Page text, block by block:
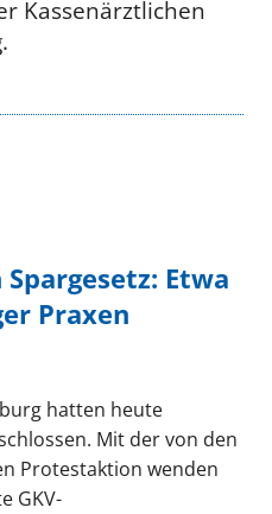
Kassenärztlichen
Etwa
Praxen
hatten heute
Mit der von den
Protestaktion wenden
GKV-